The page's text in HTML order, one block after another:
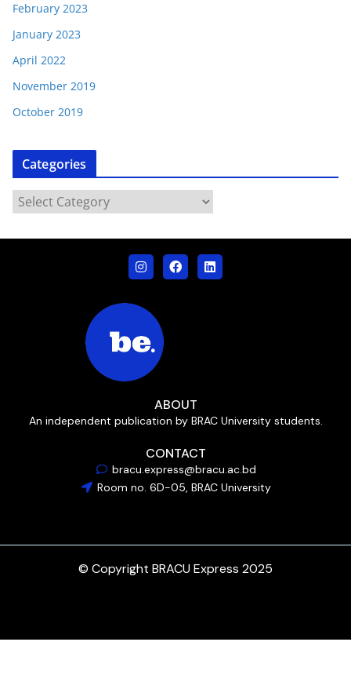
February 2023
January 2023
April 2022
November 2019
October 2019
Categories
ABOUT
An independent publication by BRAC University students.
CONTACT
bracu.express@bracu.ac.bd
Room no. 6D-05, BRAC University
© Copyright BRACU Express 2025